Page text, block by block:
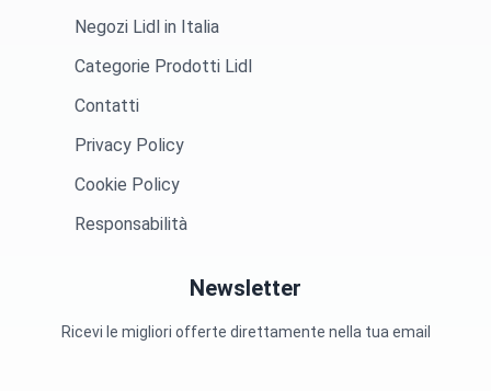
Negozi Lidl in Italia
Categorie Prodotti Lidl
Contatti
Privacy Policy
Cookie Policy
Responsabilità
Newsletter
Ricevi le migliori offerte direttamente nella tua email